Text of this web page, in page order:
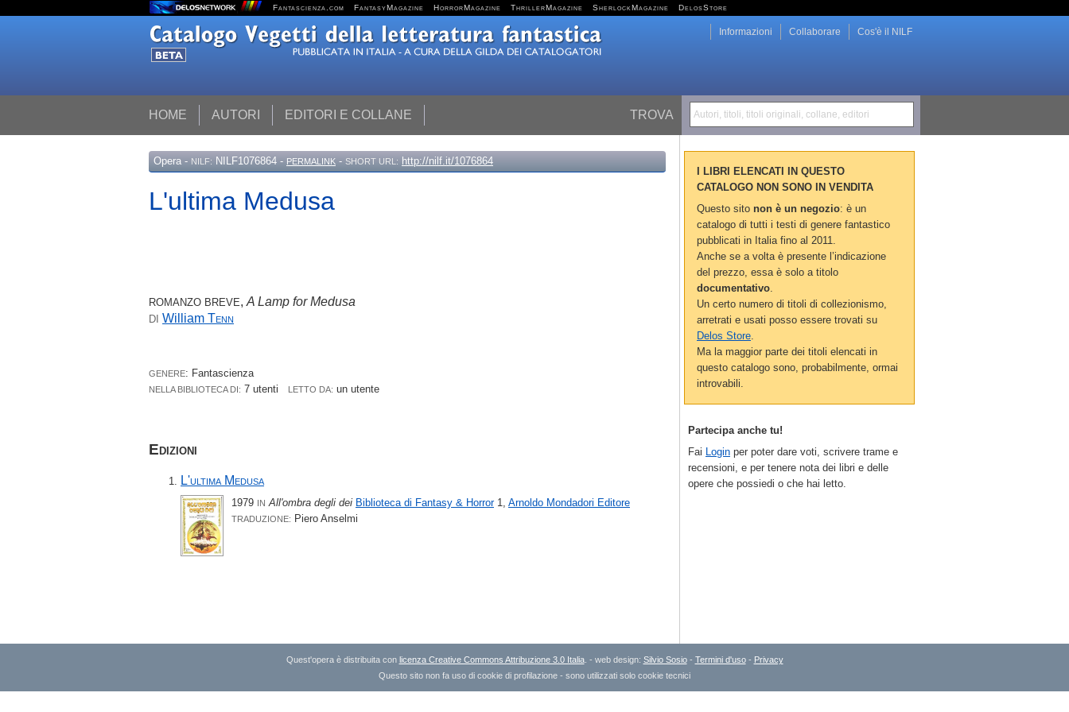
Fantascienza.com FantasyMagazine HorrorMagazine ThrillerMagazine SherlockMagazine DelosStore
TROVA Autori, titoli, titoli originali, collane, editori
HOME AUTORI EDITORI E COLLANE
Cos'è il NILF
Collaborare
Informazioni
Opera - NILF: NILF1076864 - PERMALINK - SHORT URL: http://nilf.it/1076864
L'ultima Medusa
ROMANZO BREVE, A Lamp for Medusa
DI William Tenn
GENERE: Fantascienza
NELLA BIBLIOTECA DI: 7 utenti LETTO DA: un utente
Edizioni
L'ultima Medusa
1979 IN All'ombra degli dei Biblioteca di Fantasy & Horror1, Arnoldo Mondadori Editore
TRADUZIONE: Piero Anselmi
I LIBRI ELENCATI IN QUESTO
CATALOGO NON SONO IN VENDITA
Questo sito non è un negozio: è un
catalogo di tutti i testi di genere fantastico
pubblicati in Italia fino al 2011.
Anche se a volta è presente l’indicazione
del prezzo, essa è solo a titolo
documentativo
Un certo numero di titoli di collezionismo,
arretrati e usati posso essere trovati su
Delos Store
Ma la maggior parte dei titoli elencati in
questo catalogo sono, probabilmente, ormai
introvabili.
Partecipa anche tu!
Fai Login per poter dare voti, scrivere trame e
recensioni, e per tenere nota dei libri e delle
opere che possiedi o che hai letto.
Quest'opera è distribuita con licenza Creative Commons Attribuzione 3.0 Italia. - web design: Silvio Sosio- Termini d'uso- Privacy
Questo sito non fa uso di cookie di profilazione - sono utilizzati solo cookie tecnici